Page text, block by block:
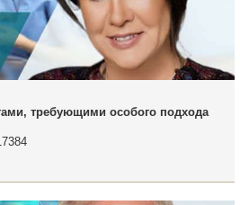
требующими особого подхода